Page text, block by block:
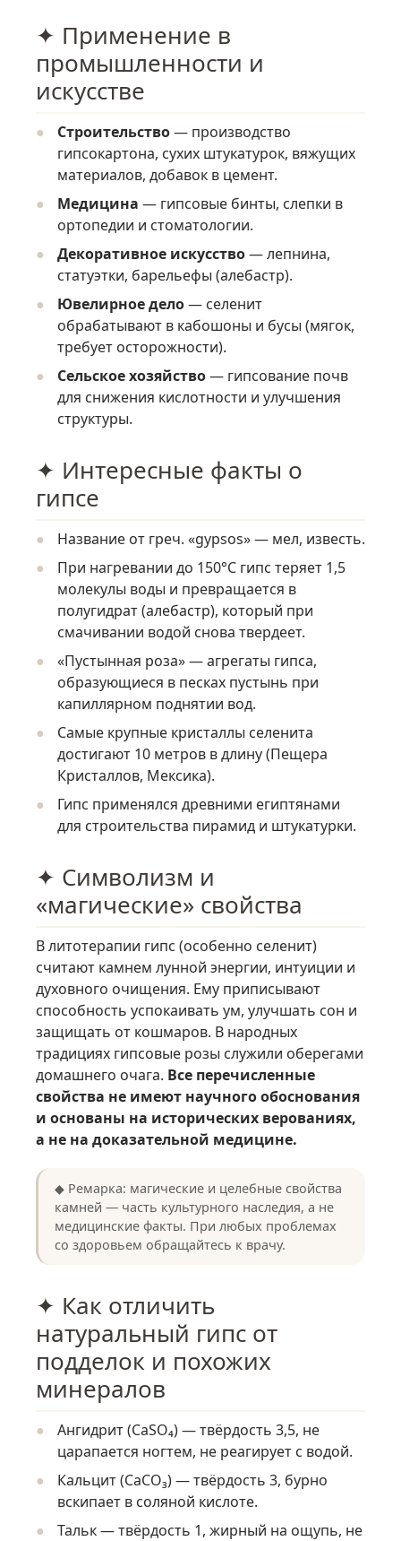
✦ Применение в
промышленности и
искусстве
Строительство— производство
гипсокартона, сухих штукатурок, вяжущих
материалов, добавок в цемент.
Медицина — гипсовые бинты, слепки в
ортопедии и стоматологии.
Декоративное искусство— лепнина,
статуэтки, барельефы (алебастр).
Ювелирное дело— селенит
обрабатывают в кабошоны и бусы (мягок,
требует осторожности).
Сельское хозяйство— гипсование почв
для снижения кислотности и улучшения
структуры.
✦ Интересные факты о
гипсе
Название от греч. «gypsos» — мел, известь.
При нагревании до 150°C гипс теряет 1,5
молекулы воды и превращается в
полугидрат (алебастр), который при
смачивании водой снова твердеет.
«Пустынная роза» — агрегаты гипса,
образующиеся в песках пустынь при
капиллярном поднятии вод.
Самые крупные кристаллы селенита
достигают 10 метров в длину (Пещера
Кристаллов, Мексика).
Гипс применялся древними египтянами
для строительства пирамид и штукатурки.
✦ Символизм и
«магические» свойства
В литотерапии гипс (особенно селенит)
считают камнем лунной энергии, интуиции и
духовного очищения. Ему приписывают
способность успокаивать ум, улучшать сон и
защищать от кошмаров. В народных
традициях гипсовые розы служили оберегами
домашнего очага. Все перечисленные
свойства не имеют научного обоснования
и основаны на исторических верованиях,
а не на доказательной медицине.
◆ Ремарка: магические и целебные свойства
камней — часть культурного наследия, а не
медицинские факты. При любых проблемах
со здоровьем обращайтесь к врачу.
✦ Как отличить
натуральный гипс от
подделок и похожих
минералов
Ангидрит (CaSO₄) — твёрдость 3,5, не
царапается ногтем, не реагирует с водой.
Кальцит (CaCO₃) — твёрдость 3, бурно
вскипает в соляной кислоте.
Тальк — твёрдость 1, жирный на ощупь, не